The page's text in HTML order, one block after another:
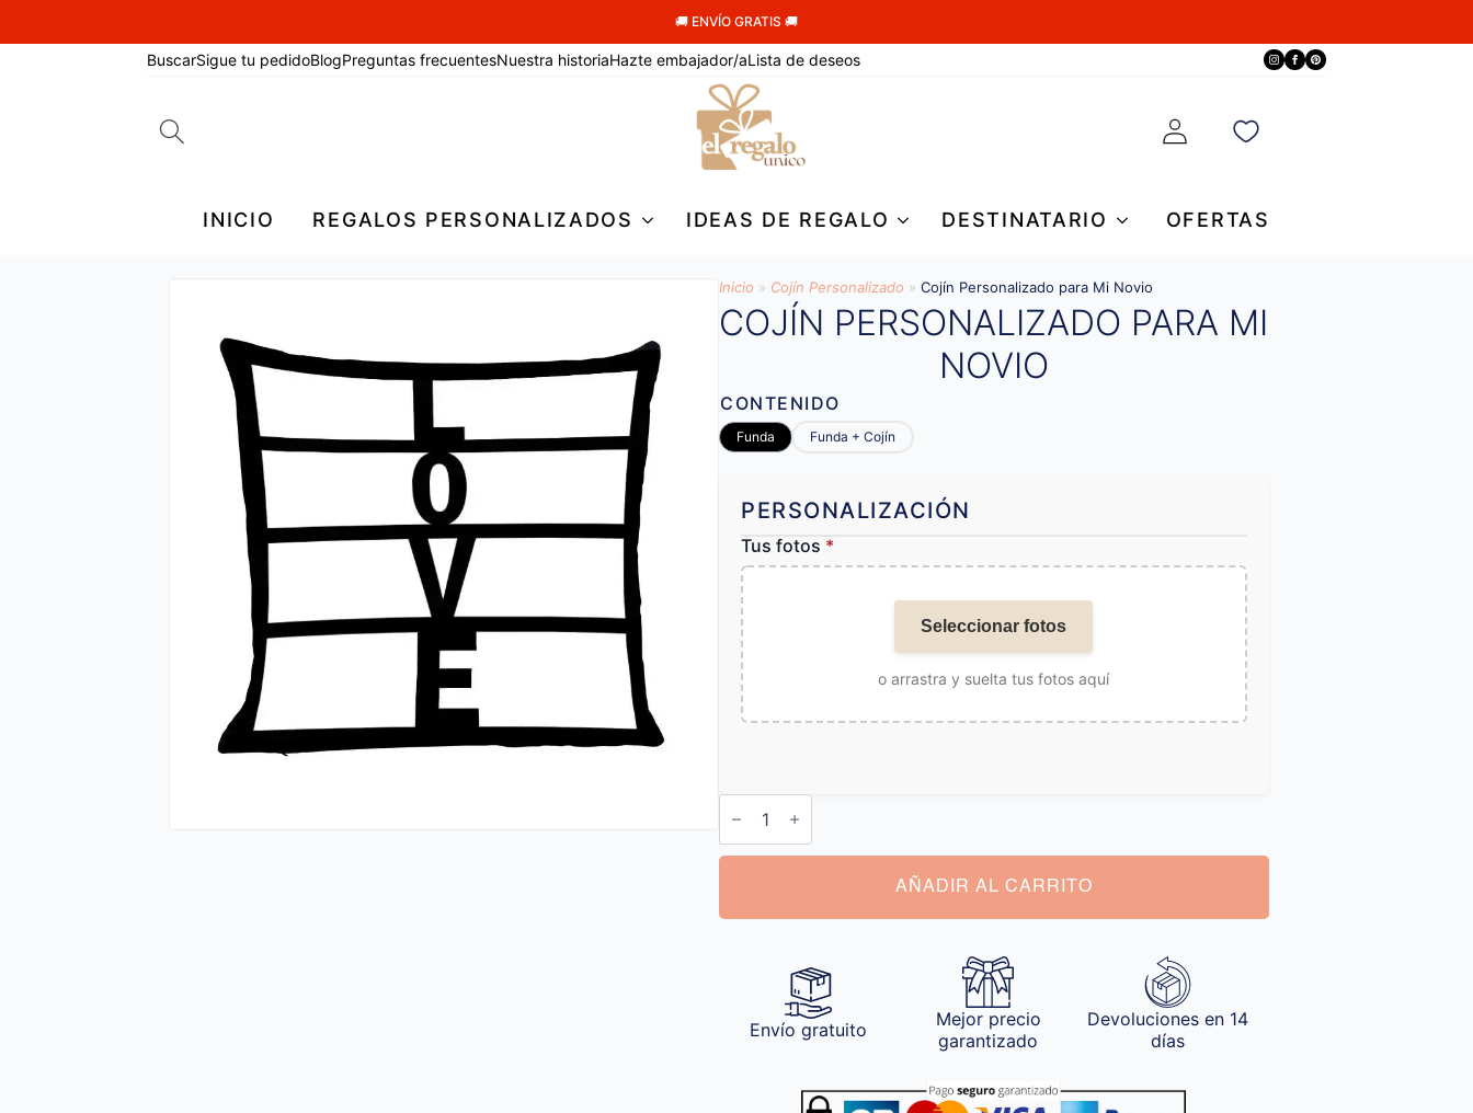
🚚 ENVÍO GRATIS 🚚
BuscarSigue tu pedidoBlogPreguntas frecuentesNuestra historiaHazte embajador/aLista de deseos
INICIO REGALOS PERSONALIZADOS IDEAS DE REGALO DESTINATARIO OFERTAS
Inicio » Cojín Personalizado » Cojín Personalizado para Mi Novio
COJÍN PERSONALIZADO PARA MI
NOVIO
CONTENIDO
Funda Funda + Cojín
PERSONALIZACIÓN
Tus fotos *
Seleccionar fotos
o arrastra y suelta tus fotos aquí
Cojín
Personalizado
Mi
AÑADIR AL CARRITO
Envío gratuito
Mejor precio
garantizado
Devoluciones en 14
días